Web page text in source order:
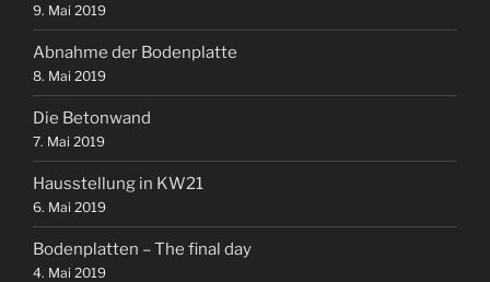
9. Mai 2019
Abnahme der Bodenplatte
8. Mai 2019
Die Betonwand
7. Mai 2019
Hausstellung in KW21
6. Mai 2019
Bodenplatten – The final day
4. Mai 2019